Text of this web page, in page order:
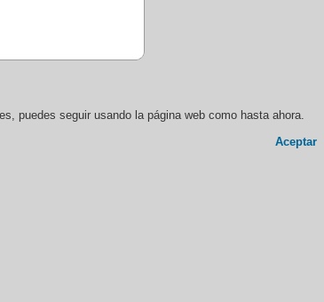
puedes seguir usando la página web como hasta ahora.
Aceptar